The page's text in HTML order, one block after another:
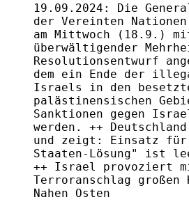
19.09.2024: Die
der Vereinten Nationen
am Mittwoch (18.9.)
überwältigender
Resolutionsentwurf
dem ein Ende der
Israels in den
palästinensischen
Sanktionen gegen
werden. ++
und zeigt: Einsatz für
Staaten-Lösung" ist
++ Israel provoziert
Terroranschlag großen
Nahen Osten